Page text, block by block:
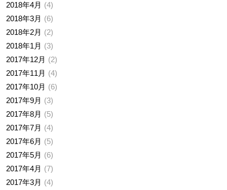
2018年4月
4
2018年3月
6
2018年2月
2
2018年1月
3
2017年12月
2
2017年11月
4
2017年10月
6
2017年9月
3
2017年8月
5
2017年7月
4
2017年6月
5
2017年5月
6
2017年4月
7
2017年3月
4